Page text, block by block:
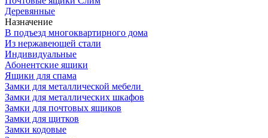
Деревянные
Назначение
В подъезд многоквартирного дома
Из нержавеющей стали
Индивидуальные
Абонентские ящики
Ящики для спама
Замки для металлической мебели
Замки для металлических шкафов
Замки для почтовых ящиков
Замки для щитков
Замки кодовые